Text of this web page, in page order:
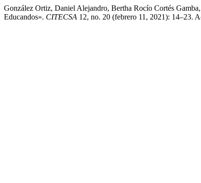
González Ortiz, Daniel Alejandro, Bertha Rocío Cortés
Educandos». CITECSA 12, no. 20 (febrero 11, 2021): 14–23.